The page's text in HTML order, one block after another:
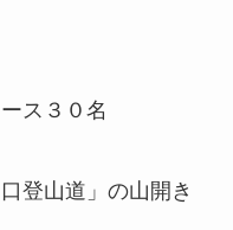
ス３０名
登山道」の山開き